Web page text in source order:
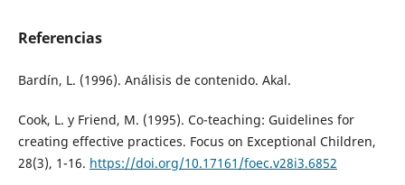
Referencias
Bardín, L. (1996). Análisis de contenido. Akal.
Cook, L. y Friend, M. (1995). Co-teaching: Guidelines for
creating effective practices. Focus on Exceptional Children,
28(3), 1-16. https://doi.org/10.17161/foec.v28i3.6852